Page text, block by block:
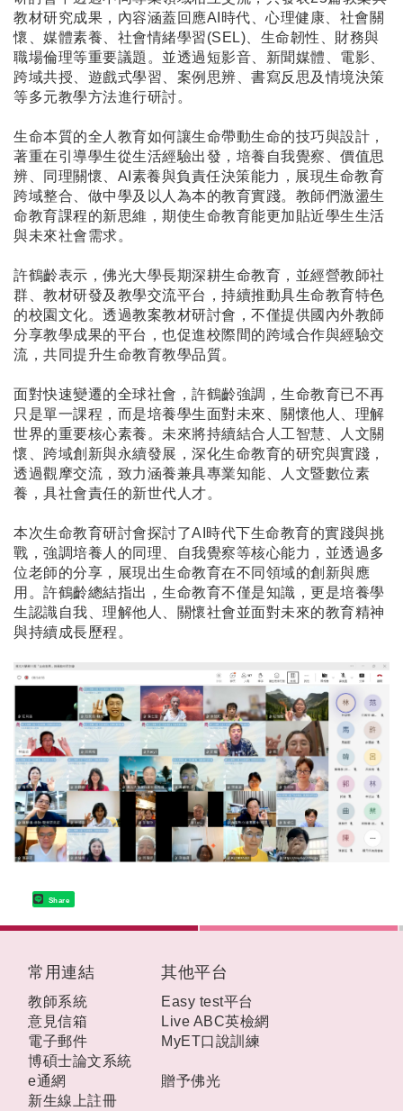
教材研究成果，內容涵蓋回應AI時代、心理健康、社會關
懷、媒體素養、社會情緒學習(SEL)、生命韌性、財務與
職場倫理等重要議題。並透過短影音、新聞媒體、電影、
跨域共授、遊戲式學習、案例思辨、書寫反思及情境決策
等多元教學方法進行研討。
生命本質的全人教育如何讓生命帶動生命的技巧與設計，
著重在引導學生從生活經驗出發，培養自我覺察、價值思
辨、同理關懷、AI素養與負責任決策能力，展現生命教育
跨域整合、做中學及以人為本的教育實踐。教師們激盪生
命教育課程的新思維，期使生命教育能更加貼近學生生活
與未來社會需求。
許鶴齡表示，佛光大學長期深耕生命教育，並經營教師社
群、教材研發及教學交流平台，持續推動具生命教育特色
的校園文化。透過教案教材研討會，不僅提供國內外教師
分享教學成果的平台，也促進校際間的跨域合作與經驗交
流，共同提升生命教育教學品質。
面對快速變遷的全球社會，許鶴齡強調，生命教育已不再
只是單一課程，而是培養學生面對未來、關懷他人、理解
世界的重要核心素養。未來將持續結合人工智慧、人文關
懷、跨域創新與永續發展，深化生命教育的研究與實踐，
透過觀摩交流，致力涵養兼具專業知能、人文暨數位素
養，具社會責任的新世代人才。
本次生命教育研討會探討了AI時代下生命教育的實踐與挑
戰，強調培養人的同理、自我覺察等核心能力，並透過多
位老師的分享，展現出生命教育在不同領域的創新與應
用。許鶴齡總結指出，生命教育不僅是知識，更是培養學
生認識自我、理解他人、關懷社會並面對未來的教育精神
與持續成長歷程。
Share
常用連結
教師系統
意見信箱
電子郵件
博碩士論文系統
e通網
新生線上註冊
其他平台
Easy test平台
Live ABC英檢網
MyET口說訓練
贈予佛光